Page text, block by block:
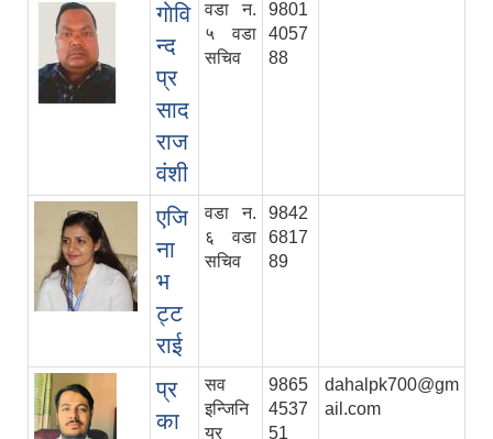
गाेवि
न्द
प्र
साद
राज
वंशी
वडा न.
५ वडा
सचिव
9801
4057
88
एजि
ना
भ
ट्ट
राई
वडा न.
६ वडा
सचिव
9842
6817
89
प्र
का
सव
इन्जिनि
यर
9865
4537
51
dahalpk700@gm
ail.com